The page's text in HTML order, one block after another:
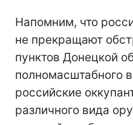
Напомним, что
не прекращают
пунктов Донецкой
полномасштабного
российские
различного вида